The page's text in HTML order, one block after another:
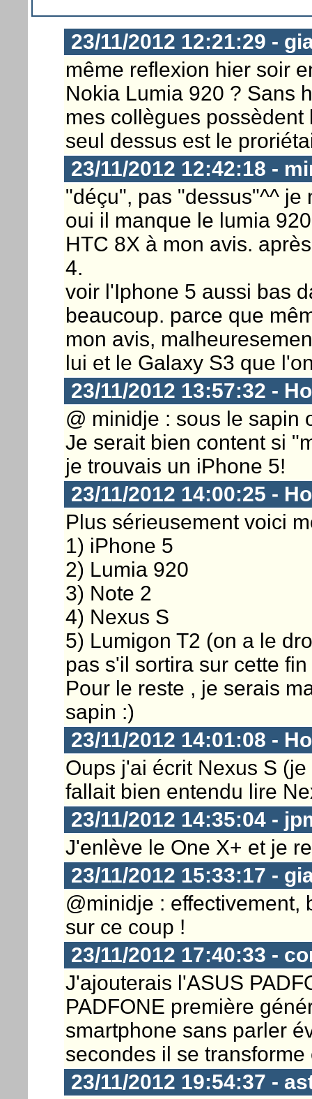
23/11/2012 12:21:29 -
même reflexion hier soir
Nokia Lumia 920 ? Sans
mes collègues
seul dessus est le
23/11/2012 12:42:18 -
"déçu", pas "dessus"^^ je
oui il manque le lumia
HTC 8X à mon avis.
4.
voir l'Iphone 5 aussi bas
beaucoup. parce que
mon avis,
lui et le Galaxy S3 que
23/11/2012 13:57:32 -
@ minidje : sous le sapin
Je serait bien content si
je trouvais un iPhone 5!
23/11/2012 14:00:25 -
Plus sérieusement voici
1) iPhone 5
2) Lumia 920
3) Note 2
4) Nexus S
5) Lumigon T2 (on a le
pas s'il sortira sur cette
Pour le reste , je serais
sapin :)
23/11/2012 14:01:08 -
Oups j'ai écrit Nexus S
fallait bien entendu lire
23/11/2012 14:35:04 -
J'enlève le One X+ et je
23/11/2012 15:33:17 -
@minidje :
sur ce coup !
23/11/2012 17:40:33 -
J'ajouterais l'ASUS
PADFONE première
smartphone sans parler
secondes il se transforme
23/11/2012 19:54:37 -